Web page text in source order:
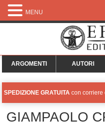
ARGOMENTI AUTORI
SPEDIZIONE GRATUITA con corriere
GIAMPAOLO
MENU